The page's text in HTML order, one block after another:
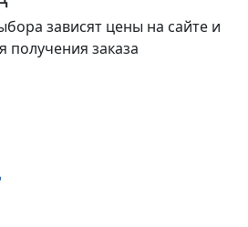
зависят цены на сайте и
получения заказа